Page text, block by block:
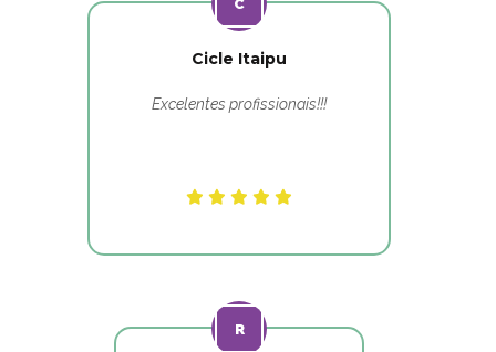
Cicle Itaipu
Excelentes profissionais!!!